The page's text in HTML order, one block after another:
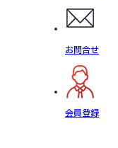
お問合せ
会員登録